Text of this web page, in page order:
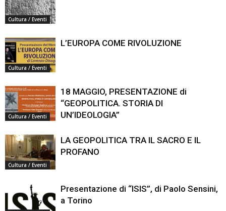
Cultura / Eventi
Cultura / Eventi
L’EUROPA COME RIVOLUZIONE
Cultura / Eventi
18 MAGGIO, PRESENTAZIONE di
“GEOPOLITICA. STORIA DI
UN’IDEOLOGIA”
Cultura / Eventi
LA GEOPOLITICA TRA IL SACRO E IL
PROFANO
Presentazione di “ISIS”, di Paolo Sensini,
a Torino